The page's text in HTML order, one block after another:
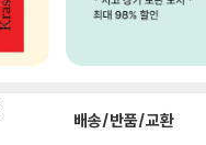
배송/반품/교환